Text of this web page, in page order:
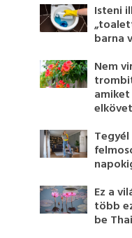
Isteni
barna
Nem
elkövet
Ez a
több
be